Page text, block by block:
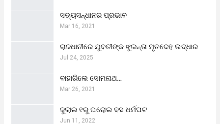
ସତ୍ୟସନ୍ଧାନର ପ୍ରଭାବ
Mar 16, 2021
ରାଜଧାନୀରେ ଯୁବତୀଙ୍କ ଝୁଲନ୍ତା ମୃତଦେହ ଉଦ୍ଧାର
Jul 24, 2025
ବାହାରିଲେ ସୋମନାଥ…
Mar 26, 2021
ଜୁଲାଇ ୧ରୁ ଘରୋଇ ବସ ଧର୍ମଘଟ
Jun 11, 2022